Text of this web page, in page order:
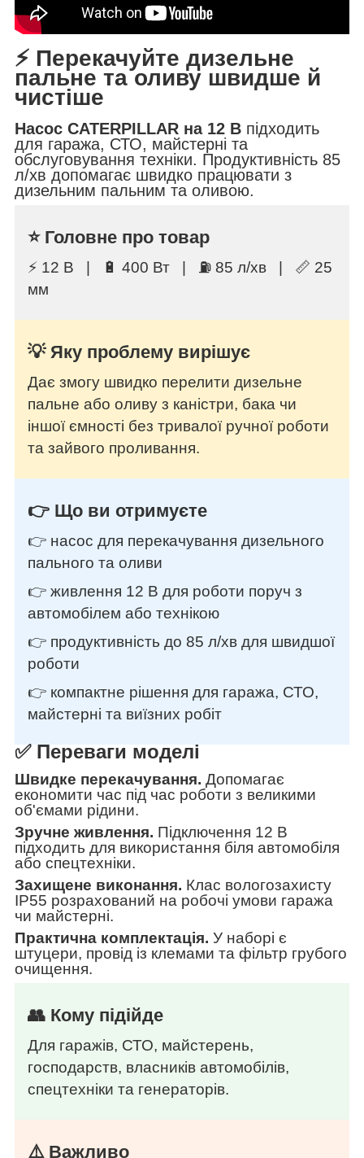
⚡ Перекачуйте дизельне
пальне та оливу швидше й
чистіше
Насос CATERPILLAR на 12 В підходить
для гаража, СТО, майстерні та
обслуговування техніки. Продуктивність 85
л/хв допомагає швидко працювати з
дизельним пальним та оливою.
⭐ Головне про товар
⚡ 12 В | 🔋 400 Вт | ⛽ 85 л/хв | 📏 25
мм
💡 Яку проблему вирішує
Дає змогу швидко перелити дизельне
пальне або оливу з каністри, бака чи
іншої ємності без тривалої ручної роботи
та зайвого проливання.
👉 Що ви отримуєте
👉 насос для перекачування дизельного
пального та оливи
👉 живлення 12 В для роботи поруч з
автомобілем або технікою
👉 продуктивність до 85 л/хв для швидшої
роботи
👉 компактне рішення для гаража, СТО,
майстерні та виїзних робіт
✅ Переваги моделі
Швидке перекачування. Допомагає
економити час під час роботи з великими
об'ємами рідини.
Зручне живлення. Підключення 12 В
підходить для використання біля автомобіля
або спецтехніки.
Захищене виконання. Клас вологозахисту
IP55 розрахований на робочі умови гаража
чи майстерні.
Практична комплектація. У наборі є
штуцери, провід із клемами та фільтр грубого
очищення.
👥 Кому підійде
Для гаражів, СТО, майстерень,
господарств, власників автомобілів,
спецтехніки та генераторів.
⚠️ Важливо